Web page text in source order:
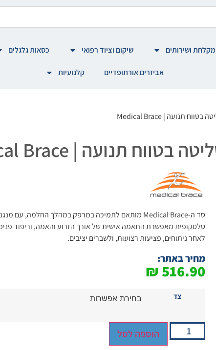
מקלחת ושירותים שיקום וציוד רפואי כסאות גלגלים
אביזרים אורתופדיים קלנועיות
טלסקופית מאפשרת התאמה אישית של אורך הזרוע והאמה, וריפוד
לאחר ניתוחים, פציעות רצועות, ולשברים יציבים.
מחיר באתר:
516.90
₪
צד
הוספה לסל